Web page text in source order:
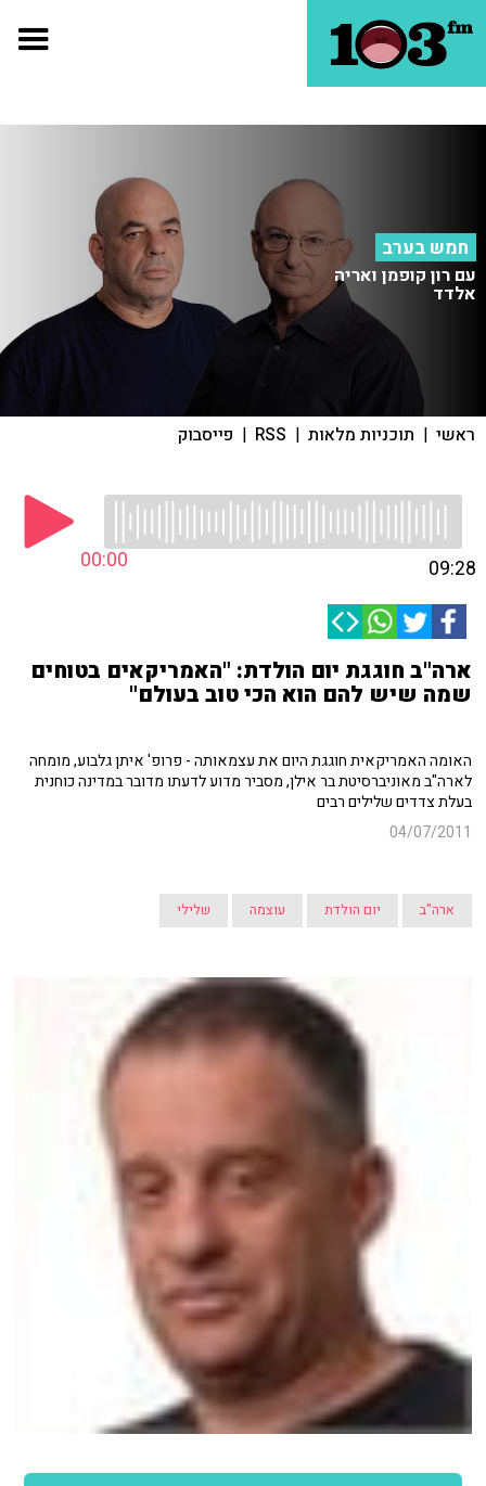
חמש בערב
עם רון קופמן ואריה
אלדד
ראשי | תוכניות מלאות |
RSS
| פייסבוק
00:00 09:28
ארה"ב חוגגת יום הולדת: "האמריקאים בטוחים
שמה שיש להם הוא הכי טוב בעולם"
האומה האמריקאית חוגגת היום את עצמאותה - פרופ' איתן גלבוע, מומחה
לארה"ב מאוניברסיטת בר אילן, מסביר מדוע לדעתו מדובר במדינה כוחנית
בעלת צדדים שלילים רבים
04/07/2011
ארה"ב יום הולדת עוצמה שלילי